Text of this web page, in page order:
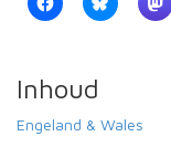
Inhoud
Engeland & Wales